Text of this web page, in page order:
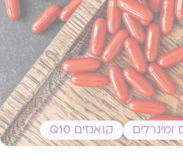
ומינרלים קואנזים Q10